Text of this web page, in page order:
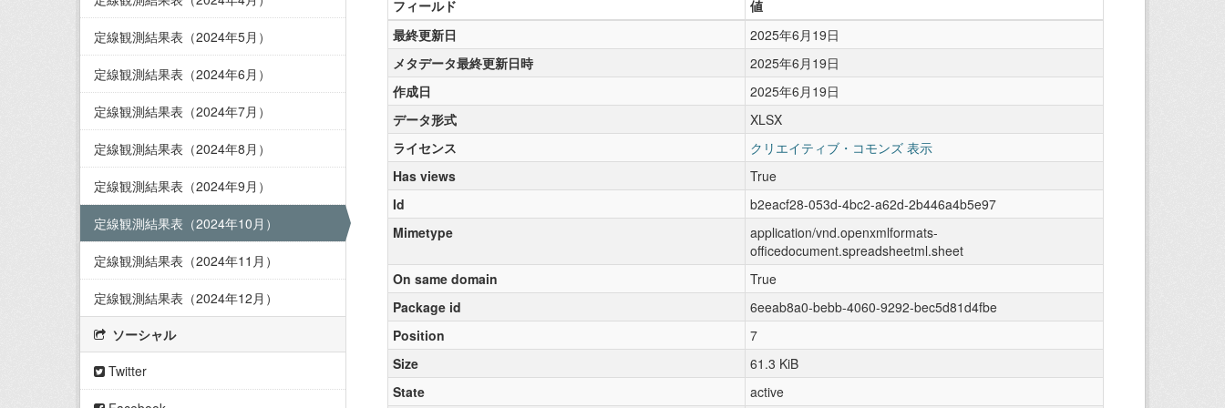
定線観測結果表（2024年5月）
定線観測結果表（2024年6月）
定線観測結果表（2024年7月）
定線観測結果表（2024年8月）
定線観測結果表（2024年9月）
定線観測結果表（2024年10月）
定線観測結果表（2024年11月）
定線観測結果表（2024年12月）
ソーシャル
Twitter
フィールド
値
最終更新日
2025年6月19日
メタデータ最終更新日時
2025年6月19日
作成日
2025年6月19日
データ形式
XLSX
ライセンス
クリエイティブ・コモンズ 表示
Has views
True
Id
b2eacf28-053d-4bc2-a62d-2b446a4b5e97
Mimetype
application/vnd.openxmlformats-
officedocument.spreadsheetml.sheet
On same domain
True
Package id
6eeab8a0-bebb-4060-9292-bec5d81d4fbe
Position
7
Size
61.3 KiB
State
active